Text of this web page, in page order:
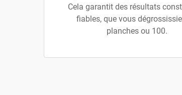
Cela garantit des résultats
fiables, que vous
planches ou 100.